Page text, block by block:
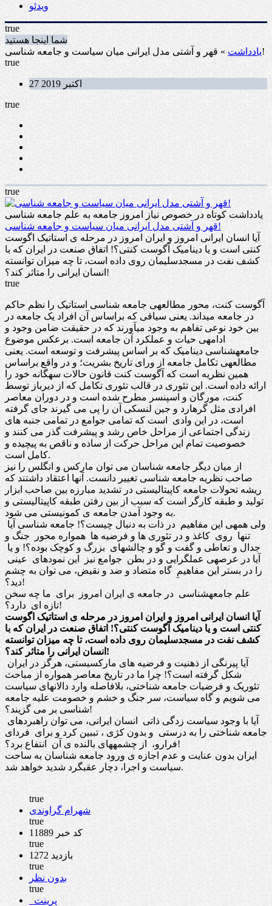
ویدئو
true
شما اینجا هستید
یادداشت» قهر و آشتی مدل ایرانی میان سیاست و جامعه شناسی!
true
27 اکتبر 2019
true
true
یادداشت کوتاه در خصوص نیاز امروز جامعه به علم جامعه شناسی
قهر و آشتی مدل ایرانی میان سیاست و جامعه شناسی!
آیا انسان ایرانی امروز و ایران امروز در مرحله ی استاتیک اگوست
کنتی است و یا دینامیک آگوست کنتی؟! اتفاق صنعت در ایران که با
کشف نفت در مسجدسلیمان روی داده است، تا چه میزان توانسته
انسان ایرانی را متاثر کند؟!
true
آگوست کنت، محور مطالعهی جامعه شناسی استاتیک را نظم حاکم
در جامعه میداند. یعنی سیاقی که براساس آن افراد یک جامعه در
بین خود نوعی تفاهم به وجود میآورند که در حقیقت ضامن وجود و
ادامهی حیات و عملکرد آن جامعه است. برعکس موضوع
جامعهشناسی دینامیک که بر اساس پیشرفت و توسعه است. یعنی
مطالعهی تکامل جامعه از ورای تاریخ بشریت؛ و در واقع براساس
همین نظریه است که آگوست کنت قانون حالات سهگانه خود را
ارائه داده است. این تئوری در قالب تئوری تکامل که از دیرباز توسط
کنت، مورگان و اسپنسر مطرح شده است و در دوران معاصر
افرادی مثل گرهارد و جین لنسکی آن را پی می گیرند جای گرفته
است، در این وادی است که تمامی جوامع در تمامی جنبه های
زندگی اجتماعی از مراحل خاص رشد و پیشرفت گذر می کنند و
خصوصیت تمام این مراحل حرکت از ساده و ناقص به پیچیده و
کامل است.
از میان دیگر جامعه شناسان می توان مارکس و انگلس را نیز
صاحب نظریه جامعه شناسی تغییر دانست. آنها اعتقاد داشتند که
ریشه تحولات جامعه کاپیتالیستی در تشدید مبارزه بین صاحب ابزار
تولید و طبقه کارگر است که سبب از بین رفتن طبقه کاپیتالیستی و
به وجود آمدن جامعه ی کمونیستی می شود.
ولی همهی این مفاهیم در ذات به دنبال چیست؟! جامعه شناسی آیا
تنها روی کاغذ و در تئوری ها و فرضیه ها همواره محور جنگ و
جدال و تعاطی و گفت و گو و چالشهای بزرگ و کوچک بوده؟! و یا
آیا در عرصهی عملگرایی و در بطن جوامع نیز این نمودهای عینی
را در بستر این مفاهیمِ گاه متضاد و ضد و نقیض، می توان به چشم
دید؟!
علم جامعهشناسی در جامعه ی ایران امروز برای ما چه سخن
تازه ای دارد؟!
آیا انسان ایرانی امروز و ایران امروز در مرحله ی استاتیک اگوست
کنتی است و یا دینامیک آگوست کنتی؟! اتفاق صنعت در ایران که با
کشف نفت در مسجدسلیمان روی داده است، تا چه میزان توانسته
انسان ایرانی را متاثر کند؟!
آیا پیرنگی از ذهنیت و فرضیه های مارکسیستی، هرگز در ایران
شکل گرفته است؟! چرا ما در تاریخ معاصر همواره از مباحث
تئوریک و فرضیات جامعه شناختی، بلافاصله وارد دالانهای سیاست
می شویم و گاه سیاست، سر جنگ و خشم و خصومت علیه جامعه
شناسی بر می گزیند؟!
آیا با وجود سیاست زدگی ذاتی انسان ایرانی، می توان راهبردهای
جامعه شناختی را به درستی و بدون کژی ، تببین کرد و برای فردای
فرارو، از چشمههای بالنده ی آن انتفاع برد؟!
ایران بدون عنایت و عدم اجازه ی ورود جامعه شناسان به ساحت
سیاست و اجرا، دچار عقبگرد شدید خواهد شد.
true
شهرام گراوندی
true
کد خبر 11889
true
1272 بازدید
true
بدون نظر
true
پرینت